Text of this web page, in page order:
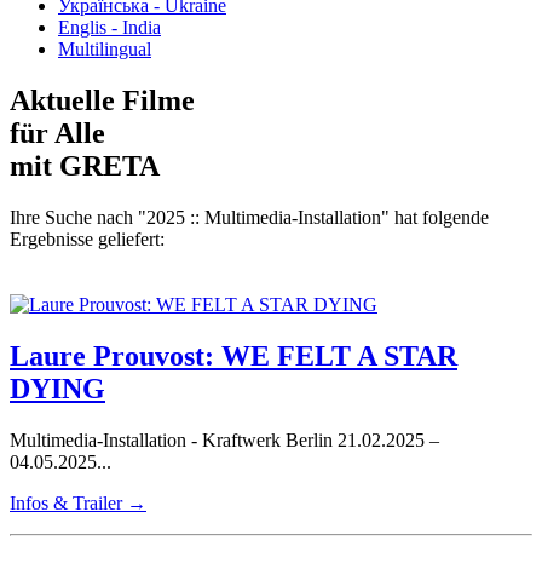
Українська - Ukraine
Englis - India
Multilingual
Aktuelle Filme
für Alle
mit GRETA
Ihre Suche nach "2025 :: Multimedia-Installation" hat folgende
Ergebnisse geliefert:
Laure Prouvost: WE FELT A STAR
DYING
Multimedia-Installation - Kraftwerk Berlin 21.02.2025 –
04.05.2025...
Infos & Trailer →